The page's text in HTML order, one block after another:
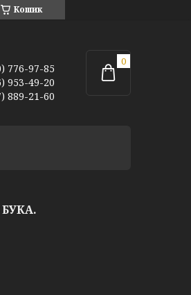
Кошик
776-97-85
953-49-20
889-21-60